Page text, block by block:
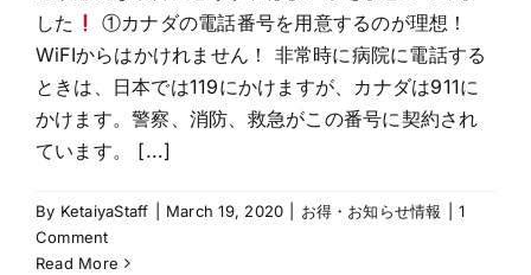
した
①カナダの電話番号を用意するのが理想！
WiFIからはかけれません！ 非常時に病院に電話する
ときは、日本では119にかけますが、カナダは911に
かけます。警察、消防、救急がこの番号に契約され
ています。 [...]
By KetaiyaStaff March 19, 2020 お得・お知らせ情報
1
Comment
Read More